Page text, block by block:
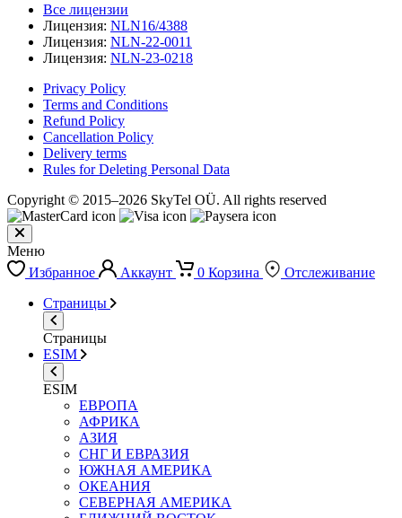
Все лицензии
Лицензия: NLN16/4388
Лицензия: NLN-22-0011
Лицензия: NLN-23-0218
Privacy Policy
Terms and Conditions
Refund Policy
Cancellation Policy
Delivery terms
Rules for Deleting Personal Data
Copyright © 2015–2026 SkyTel OÜ. All rights reserved
Меню
Избранное
Аккаунт 0 Корзина
Отслеживание
Страницы
Страницы
ESIM
ESIM
ЕВРОПА
АФРИКА
АЗИЯ
СНГ И ЕВРАЗИЯ
ЮЖНАЯ АМЕРИКА
ОКЕАНИЯ
СЕВЕРНАЯ АМЕРИКА